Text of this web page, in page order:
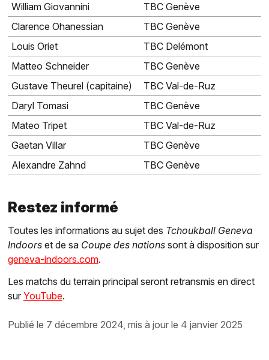
William Giovannini
TBC Genève
Clarence Ohanessian
TBC Genève
Louis Oriet
TBC Delémont
Matteo Schneider
TBC Genève
Gustave Theurel (capitaine)
TBC Val-de-Ruz
Daryl Tomasi
TBC Genève
Mateo Tripet
TBC Val-de-Ruz
Gaetan Villar
TBC Genève
Alexandre Zahnd
TBC Genève
Restez informé
Toutes les informations au sujet des Tchoukball Geneva
Indoorset de sa Coupe des nationssont à disposition sur
geneva-indoors.com.
Les matchs du terrain principal seront retransmis en direct
sur YouTube.
publié le 7 décembre 2024, mis à jour le 4 janvier 2025